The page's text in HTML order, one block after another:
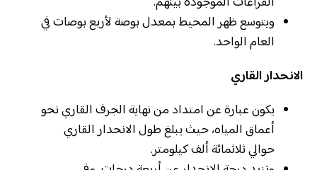
ويتوسع ظهر المحيط بمعدل بوصة لأربع بوصات في
العام الواحد.
الانحدار القاري
يكون عبارة عن امتداد من نهاية الجرف القاري نحو
أعماق المياه، حيث يبلغ طول الانحدار القاري
حوالي ثلاثمائة ألف كيلومتر.